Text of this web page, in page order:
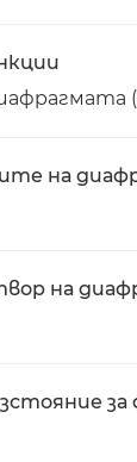
на
на
за